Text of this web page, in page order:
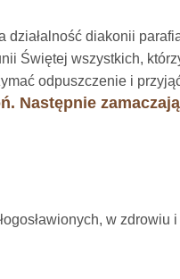
działalność diakonii
Świętej wszystkich,
odpuszczenie i
Następnie
w zdrowiu